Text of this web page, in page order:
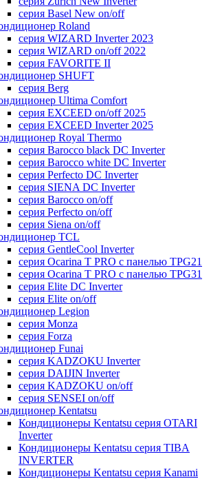
серия Basel New on/off
Roland
серия WIZARD Inverter 2023
серия WIZARD on/off 2022
серия FAVORITE II
SHUFT
серия Berg
Ultima Comfort
серия EXCEED on/off 2025
серия EXCEED Inverter 2025
Royal Thermo
серия Barocco black DC Inverter
серия Barocco white DC Inverter
серия Perfecto DC Inverter
серия SIENA DC Inverter
серия Barocco on/off
серия Perfecto on/off
серия Siena on/off
TCL
серия GentleCool Inverter
серия Ocarina T PRO c панелью TPG21
серия Ocarina T PRO c панелью TPG31
серия Elite DC Inverter
серия Elite on/off
Legion
серия Monza
серия Forza
Funai
серия KADZOKU Inverter
серия DAIJIN Inverter
серия KADZOKU on/off
серия SENSEI on/off
Kentatsu
Кондиционеры Kentatsu серия OTARI
Inverter
Кондиционеры Kentatsu серия TIBA
INVERTER
Кондиционеры Kentatsu серия Kanami